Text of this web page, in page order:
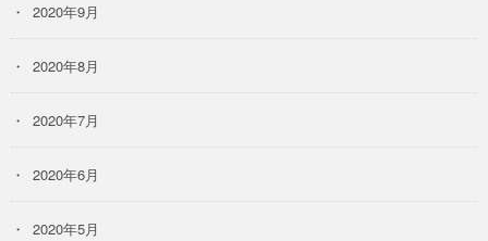
2020年9月
2020年8月
2020年7月
2020年6月
2020年5月